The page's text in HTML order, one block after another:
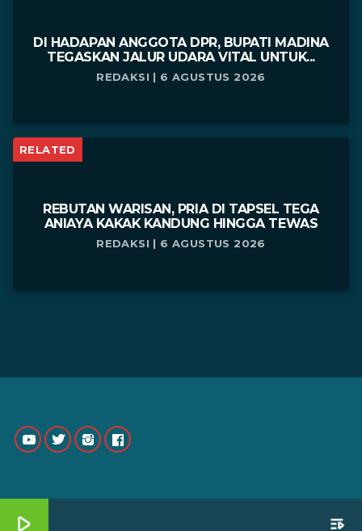
DI HADAPAN ANGGOTA DPR, BUPATI MADINA
TEGASKAN JALUR UDARA VITAL UNTUK...
REDAKSI | 6 AGUSTUS 2026
RELATED
REBUTAN WARISAN, PRIA DI TAPSEL TEGA
ANIAYA KAKAK KANDUNG HINGGA TEWAS
REDAKSI | 6 AGUSTUS 2026
play_arrow playlist_play